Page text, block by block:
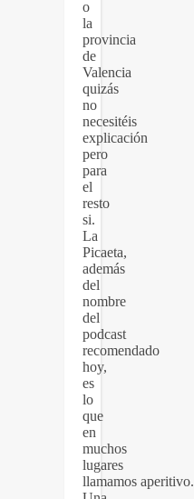
o
la
provincia
de
Valencia
quizás
no
necesitéis
explicación
pero
para
el
resto
si.
La
Picaeta,
además
del
nombre
del
podcast
recomendado
hoy,
es
lo
que
en
muchos
lugares
llamamos aperitivo.